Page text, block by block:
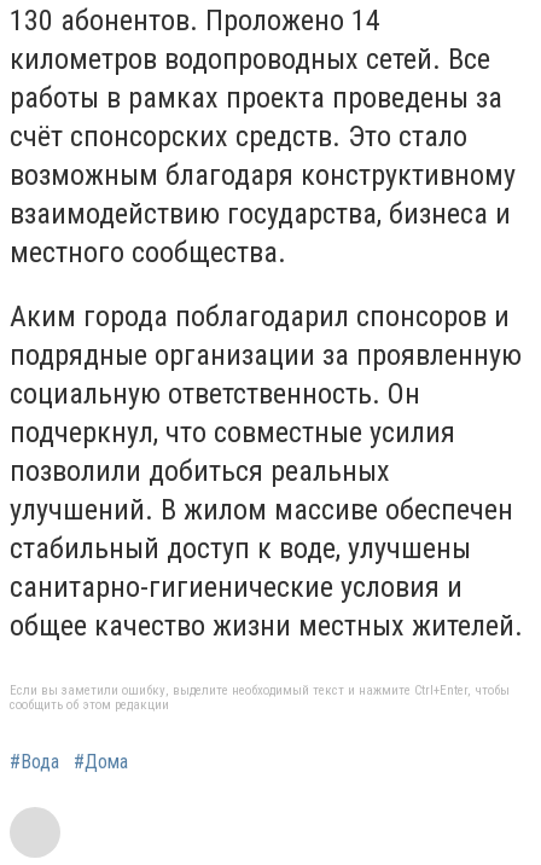
130 абонентов. Проложено 14
километров водопроводных сетей. Все
работы в рамках проекта проведены за
счёт спонсорских средств. Это стало
возможным благодаря конструктивному
взаимодействию государства, бизнеса и
местного сообщества.
Аким города поблагодарил спонсоров и
подрядные организации за проявленную
социальную ответственность. Он
подчеркнул, что совместные усилия
позволили добиться реальных
улучшений. В жилом массиве обеспечен
стабильный доступ к воде, улучшены
санитарно-гигиенические условия и
общее качество жизни местных жителей.
Если вы заметили ошибку, выделите необходимый текст и нажмите Ctrl+Enter, чтобы
сообщить об этом редакции
#Вода #Дома